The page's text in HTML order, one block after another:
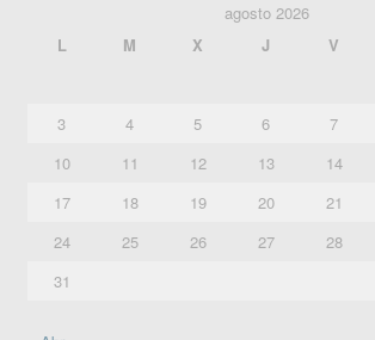
agosto 2026
L
M X J V
3
4 5 6 7
10
11 12 13 14
17
18 19 20 21
24
25 26 27 28
31